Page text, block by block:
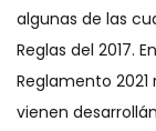
algunas de las
Reglas del 2017.
Reglamento
vienen